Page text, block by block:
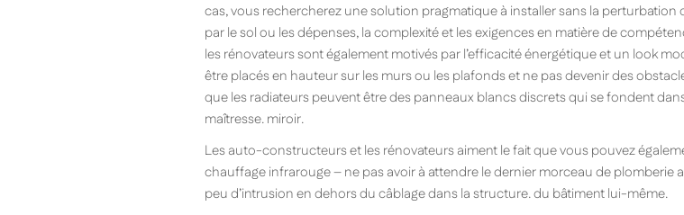
cas, vous rechercherez une solution pragmatique à installer sans la
par le sol ou les dépenses, la complexité et les exigences en matière de
les rénovateurs sont également motivés par l’efficacité énergétique et un look
être placés en hauteur sur les murs ou les plafonds et ne pas devenir des
que les radiateurs peuvent être des panneaux blancs discrets qui se fondent
maîtresse. miroir.
Les auto-constructeurs et les rénovateurs aiment le fait que vous pouvez
chauffage infrarouge – ne pas avoir à attendre le dernier morceau de plomberie
peu d’intrusion en dehors du câblage dans la structure. du bâtiment lui-même.